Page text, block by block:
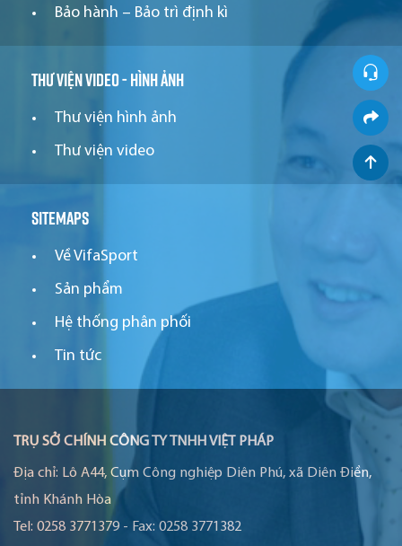
Bảo hành – Bảo trì định kì
Thư viện video - hình ảnh
Thư viện hình ảnh
Thư viện video
Sitemaps
Về VifaSport
Sản phẩm
Hệ thống phân phối
Tin tức
TRỤ SỞ CHÍNH CÔNG TY TNHH VIỆT PHÁP
Địa chỉ: Lô A44, Cụm Công nghiệp Diên Phú, xã Diên Điền,
tỉnh Khánh Hòa
Tel: 0258 3771379 - Fax: 0258 3771382